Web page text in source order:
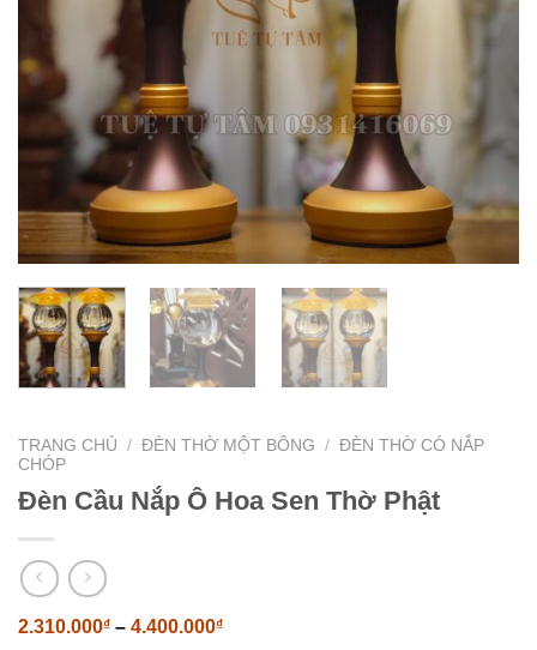
TRANG CHỦ / ĐÈN THỜ MỘT BÔNG / ĐÈN THỜ CÓ NẮP
CHÓP
Đèn Cầu Nắp Ô Hoa Sen Thờ Phật
2.310.000₫ – 4.400.000₫